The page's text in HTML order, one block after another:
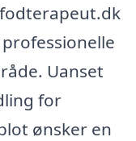
Uanset
for
ønsker en